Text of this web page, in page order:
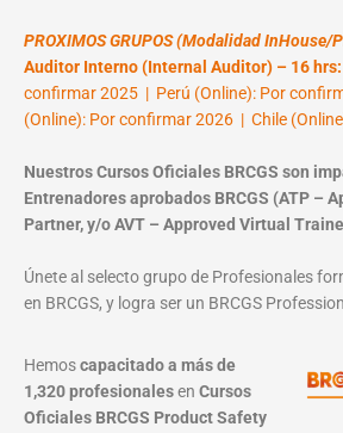
PROXIMOS GRUPOS (Modalidad InHouse/
Auditor Interno (Internal Auditor) – 16 hrs:
confirmar 2025 | Perú (Online): Por
(Online): Por confirmar 2026 | Chile
Nuestros Cursos Oficiales BRCGS son
Entrenadores aprobados BRCGS (ATP –
Partner, y/o AVT – Approved Virtual
Únete al selecto grupo de Profesionales
en BRCGS, y logra ser un BRCGS
Hemoscapacitado a más de
1,320 profesionalesen Cursos
Oficiales BRCGS Product Safety